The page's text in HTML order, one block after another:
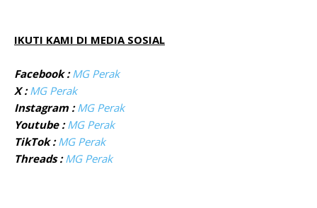
IKUTI KAMI DI MEDIA SOSIAL
Facebook : MG Perak
X : MG Perak
Instagram : MG Perak
Youtube : MG Perak
TikTok : MG Perak
Threads : MG Perak